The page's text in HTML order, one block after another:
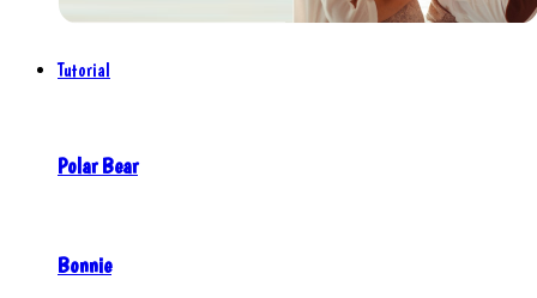
Tutorial
Polar Bear
Bonnie